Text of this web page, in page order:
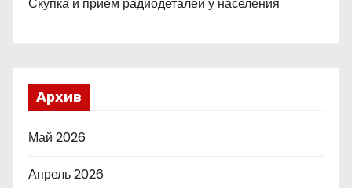
Архив
Май 2026
Апрель 2026